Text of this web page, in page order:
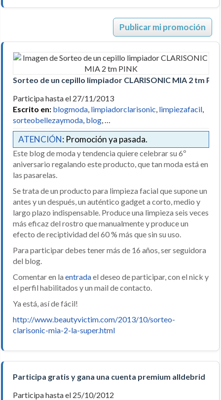
Publicar mi promoción
Sorteo de un cepillo limpiador CLARISONIC MIA 2 tm
Participa hasta el 27/11/2013
Escrito en: blogmoda, limpiadorclarisonic, limpiezafacil,
sorteobellezaymoda, blog, …
ATENCIÓN: Promoción ya pasada.
Este blog de moda y tendencia quiere celebrar su 6º
aniversario regalando este producto, que tan moda está en
las pasarelas.
Se trata de un producto para limpieza facial que supone un
antes y un después, un auténtico gadget a corto, medio y
largo plazo indispensable. Produce una limpieza seis veces
más eficaz del rostro que manualmente y produce un
efecto de reciptividad del 60 % más que sin su uso.
Para participar debes tener más de 16 años, ser seguidora
del blog.
Comentar en la entradael deseo de participar, con el nick y
el perfil habilitados y un mail de contacto.
Ya está, así de fácil!
http://www.beautyvictim.com/2013/10/sorteo-
clarisonic-mia-2-la-super.html
Participa gratis y gana una cuenta premium alldebrid
Participa hasta el 25/10/2012